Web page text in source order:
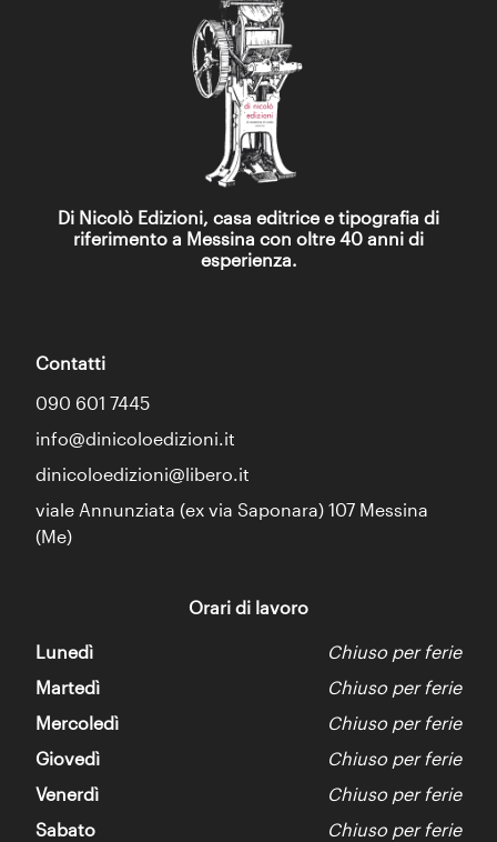
Di Nicolò Edizioni, casa editrice e tipografia di
riferimento a Messina con oltre 40 anni di
esperienza.
Contatti
090 601 7445
info@dinicoloedizioni.it
dinicoloedizioni@libero.it
viale Annunziata (ex via Saponara) 107 Messina
(Me)
Orari di lavoro
Lunedì
Chiuso per ferie
Martedì
Chiuso per ferie
Mercoledì
Chiuso per ferie
Giovedì
Chiuso per ferie
Venerdì
Chiuso per ferie
Sabato
Chiuso per ferie